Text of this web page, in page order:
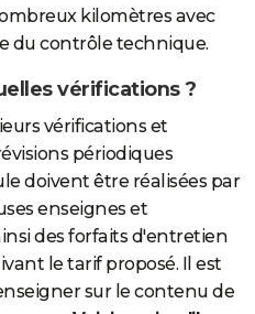
kilomètres avec
du contrôle technique.
vérifications ?
vérifications et
périodiques
doivent être réalisées par
enseignes et
des forfaits d'entretien
le tarif proposé. Il est
sur le contenu de